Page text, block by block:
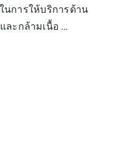
นการให้บริการด้าน
ะกล้ามเนื้อ ...